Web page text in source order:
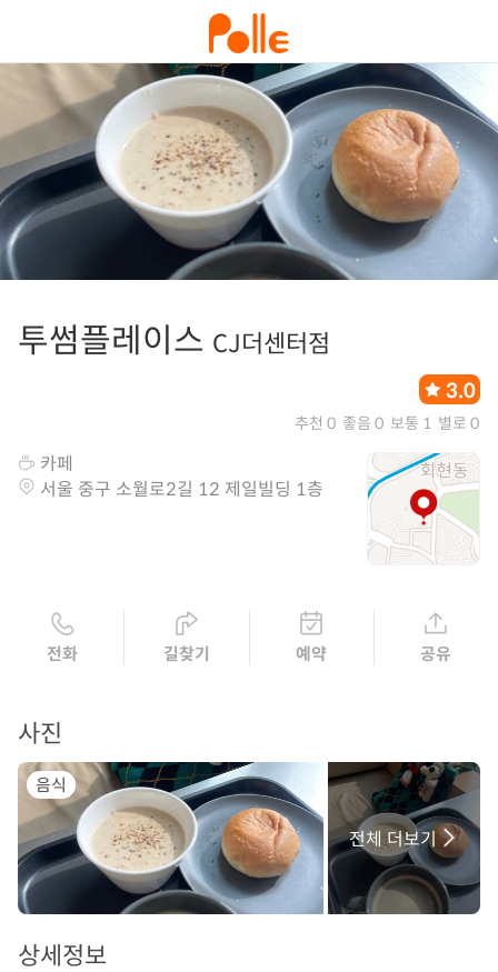
투썸플레이스 CJ더센터점
3.0
추천 0 좋음 0 보통 1 별로 0
카페
서울 중구 소월로2길 12 제일빌딩 1층
전화 길찾기 예약 공유
사진
음식
전체 더보기
상세정보